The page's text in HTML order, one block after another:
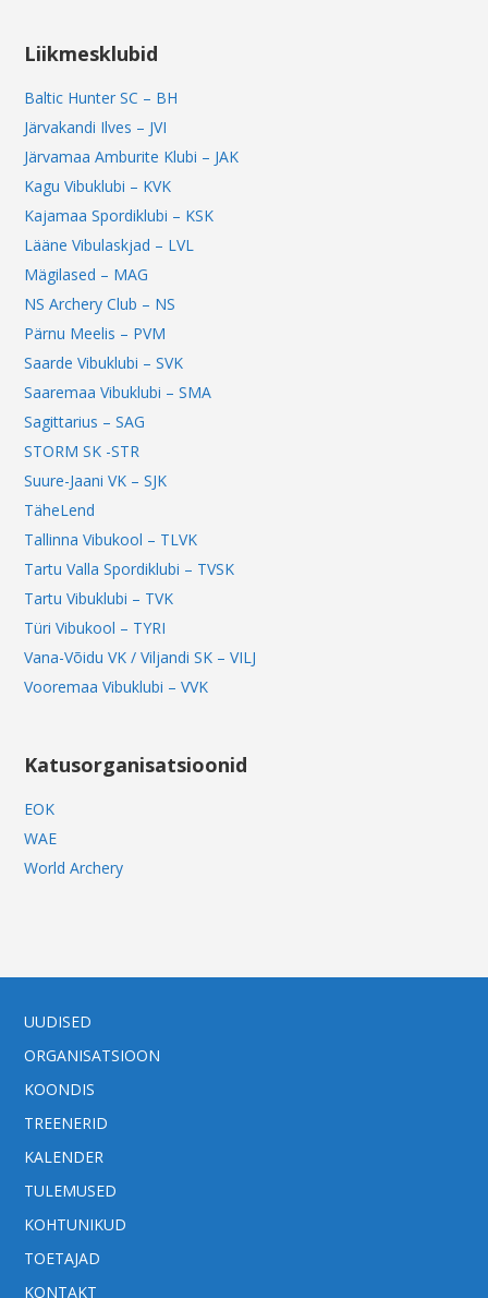
Liikmesklubid
Baltic Hunter SC – BH
Järvakandi Ilves – JVI
Järvamaa Amburite Klubi – JAK
Kagu Vibuklubi – KVK
Kajamaa Spordiklubi – KSK
Lääne Vibulaskjad – LVL
Mägilased – MAG
NS Archery Club – NS
Pärnu Meelis – PVM
Saarde Vibuklubi – SVK
Saaremaa Vibuklubi – SMA
Sagittarius – SAG
STORM SK -STR
Suure-Jaani VK – SJK
TäheLend
Tallinna Vibukool – TLVK
Tartu Valla Spordiklubi – TVSK
Tartu Vibuklubi – TVK
Türi Vibukool – TYRI
Vana-Võidu VK / Viljandi SK – VILJ
Vooremaa Vibuklubi – VVK
Katusorganisatsioonid
EOK
WAE
World Archery
UUDISED
ORGANISATSIOON
KOONDIS
TREENERID
KALENDER
TULEMUSED
KOHTUNIKUD
TOETAJAD
KONTAKT